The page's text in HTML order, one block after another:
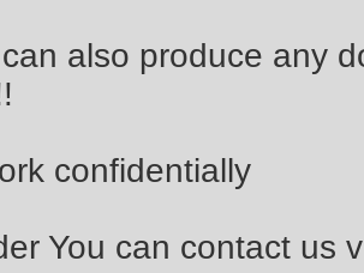
also produce any
confidentially️
You can contact us